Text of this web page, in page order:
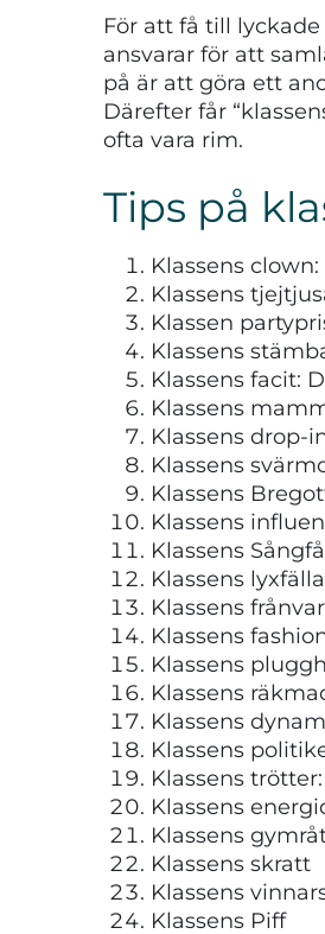
För att få till
ansvarar för att
på är att göra ett
Därefter får
ofta vara rim.
Tips på
Klassens
Klassens
Klassen
Klassens
Klassens facit:
Klassens
Klassens drop-
Klassens
Klassens
Klassens
Klassens
Klassens
Klassens
Klassens
Klassens
Klassens
Klassens
Klassens
Klassens
Klassens
Klassens
Klassens skratt
Klassens
Klassens Piff